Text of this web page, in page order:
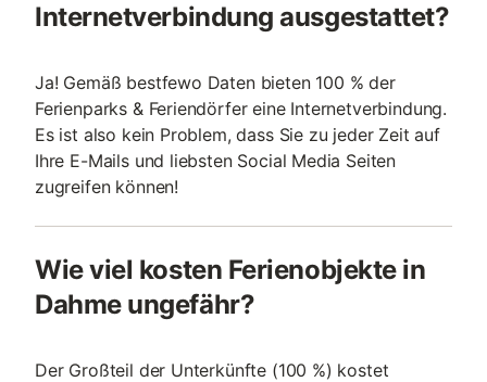
Internetverbindung ausgestattet?
Ja! Gemäß bestfewo Daten bieten 100 % der
Ferienparks & Feriendörfer eine Internetverbindung.
Es ist also kein Problem, dass Sie zu jeder Zeit auf
Ihre E-Mails und liebsten Social Media Seiten
zugreifen können!
Wie viel kosten Ferienobjekte in
Dahme ungefähr?
Der Großteil der Unterkünfte (100 %) kostet